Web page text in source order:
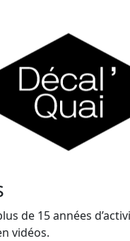
de 15 années
vidéos.